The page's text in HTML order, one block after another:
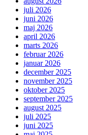
juli 2026
juni 2026
maj 2026
april 2026
marts 2026
februar 2026
januar 2026
december 2025
november 2025
oktober 2025
september 2025
august 2025
juli 2025
juni 2025